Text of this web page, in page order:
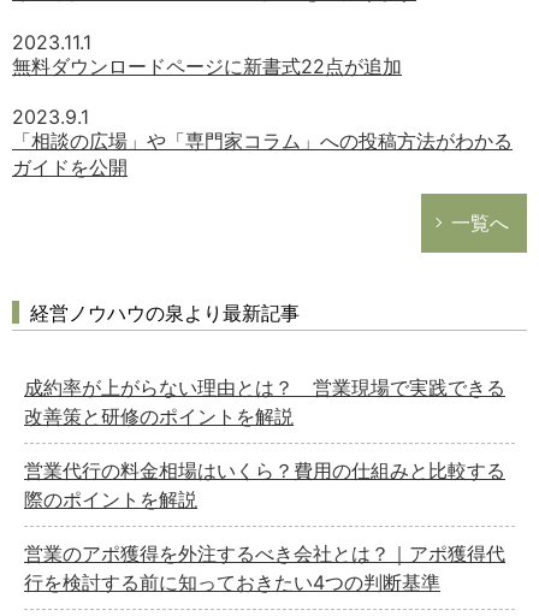
2023.11.1
無料ダウンロードページに新書式22点が追加
2023.9.1
「相談の広場」や「専門家コラム」への投稿方法がわかる
ガイドを公開
一覧へ
経営ノウハウの泉より最新記事
成約率が上がらない理由とは？ 営業現場で実践できる
改善策と研修のポイントを解説
営業代行の料金相場はいくら？費用の仕組みと比較する
際のポイントを解説
営業のアポ獲得を外注するべき会社とは？｜アポ獲得代
行を検討する前に知っておきたい4つの判断基準